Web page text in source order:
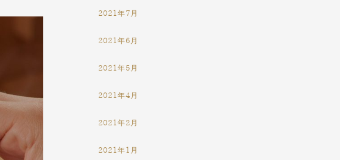
2021年7月
2021年6月
2021年5月
2021年4月
2021年2月
2021年1月